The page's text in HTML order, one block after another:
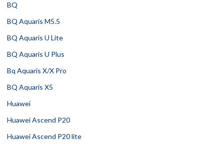
BQ
BQ Aquaris M5.5
BQ Aquaris U Lite
BQ Aquaris U Plus
Bq Aquaris X/X Pro
BQ Aquaris X5
Huawei
Huawei Ascend P20
Huawei Ascend P20 lite